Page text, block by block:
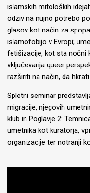
islamskih mitoloških
odziv na nujno potrebo
glasov kot način za
islamofobijo v Evropi;
fetišizacije, kot sta nočni
vključevanja queer
razširiti na način, da
Spletni seminar
migracije, njegovih
klub in Poglavje 2:
umetnika kot kuratorja,
organizacije ter notranji